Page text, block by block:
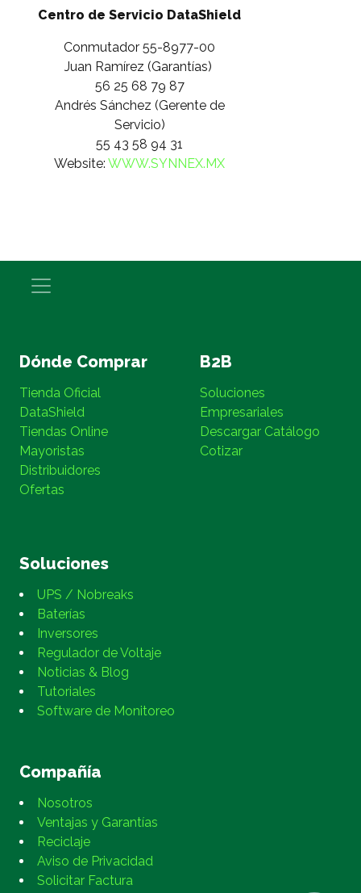
Centro de Servicio DataShield
Conmutador 55-8977-00
Juan Ramírez (Garantías)
56 25 68 79 87
Andrés Sánchez (Gerente de
Servicio)
55 43 58 94 31
Website:WWW.SYNNEX.MX
Dónde Comprar
Tienda Oficial
DataShield
Tiendas Online
Mayoristas
Distribuidores
Ofertas
B2B
Soluciones
Empresariales
Descargar Catálogo
Cotizar
Soluciones
UPS / Nobreaks
Baterías
Inversores
Regulador de Voltaje
Noticias & Blog
Tutoriales
Software de Monitoreo
Compañía
Nosotros
Ventajas y Garantías
Reciclaje
Aviso de Privacidad
Solicitar Factura